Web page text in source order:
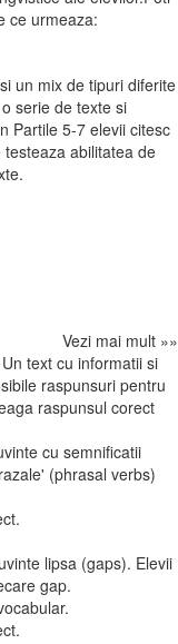
ce urmeaza:
un mix de tipuri diferite
serie de texte si
Partile 5-7 elevii citesc
abilitatea de
Vezi mai mult »»
text cu informatii si
raspunsuri pentru
raspunsul corect
cu semnificatii
(phrasal verbs)
lipsa (gaps). Elevii
gap.